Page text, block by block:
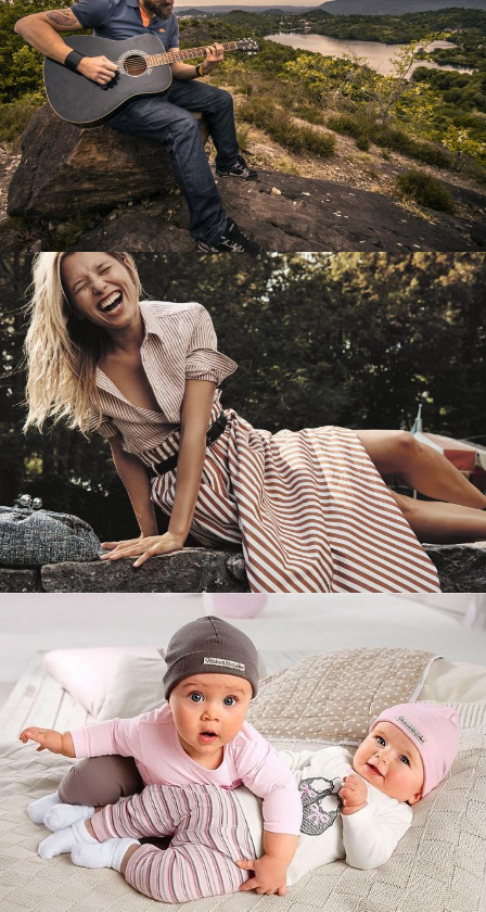
Перевод интернет-магазина
Guitaramania.ru на 1С-Битрикс
Смотреть проект
Имиджевый сайт для сети магазинов
Soho Project
Смотреть проект
Увеличили выручку интернет-
магазину topdatop.ru на 25%!
Смотреть проект